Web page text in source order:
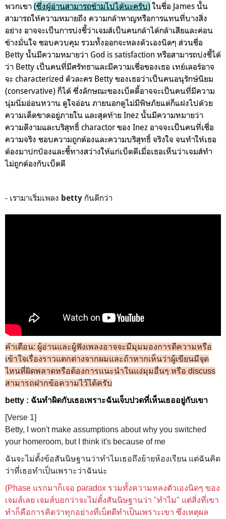
พวกเขา (ซึ่งผู้อ่านสามารถข้ามไปได้นะครับ)ในชื่อ James นั้น
สามารถให้ความหมายถึง ความกล้าหาญหรือการแทนที่บางสิ่ง
อย่าง อาจจะเป็นการบ่งชี้ว่าเจมส์เป็นคนกล้าได้กล้าเสียและค่อน
ข้างมั่นใจ ชอบควบคุม รวมทั้งออกจะหลงตัวเองนิดๆ ส่วนชื่อ
Betty นั้นมีความหมายว่า God is satisfaction หรือสามารถบ่งชี้ได้
ว่า Betty เป็นคนที่มีศรัทธาและมีความเชื่อของเธอ เทย์เลอร์อาจ
จะ characterized ตัวละคร Betty ของเธอว่าเป็นคนอนุรักษ์นิยม
(conservative) ก็ได้ ซึ่งลักษณะของเบ็ตตี้อาจจะเป็นคนที่มีความ
นุ่มนิ่มอ่อนหวาน ดูใจอ่อน ภายนอกดูไม่มีพิษภัยแต่ก็แฝงไปด้วย
ความเด็ดขาดอยู่ภายใน และสุดท้าย Inez นั้นมีความหมายว่า
ความดีงามและบริสุทธิ์ charactor ของ Inez อาจจะเป็นคนที่เชื่อ
ความจริง ชอบความถูกต้องและความบริสุทธิ์ จริงใจ จนทำให้เธอ
ต้องมาปกป้องและชี้ทางสว่างให้แก่เบ็ตตีเมื่อเธอเห็นว่าเจมส์ทำ
ไม่ถูกต้องกับเบ็ตตี
- เรามาเริ่มเพลง betty กันดีกว่า
คำเตือน: ผู้อ่านและผู้ฟังเพลงอาจจะมีมุมมองการตีความหรือ
เข้าใจเรื่องราวแตกต่างจากผมและถ้าหากเห็นว่าผู้เขียนมีจุด
ไหนที่ผิดพลาดหรือต้องการแนะนำในแง่มุมอื่นๆ หรือ discuss
สามารถฝากข้อความไว้ได้ครับ
betty : ฉันทำผิดกับเธอเพราะฉันเจ็บปวดที่เห็นเธออยู่กับเขา
[Verse 1]
Betty, I won't make assumptions about why you switched
your homeroom, but I think it's because of me
ฉันจะไม่ตั้งข้อสันนิษฐานว่าทำไมเธอถึงย้ายห้องเรียน แต่ฉันคิด
ว่าที่เธอทำเป็นเพราะว่าฉันน่ะ
(Phase แรกมาก็เจอ paradox รวมทั้งความหลงตัวเองนิดๆ ของ
เจมส์เลย เจมส์บอกว่าจะไม่ตั้งสันนิษฐานว่า "ทำไม" แต่สิ่งที่เขา
ทำก็คือการคิดว่าทุกอย่างที่เบ็ตตีทำเป็นเพราะเขา ซึ่งเหตุผล